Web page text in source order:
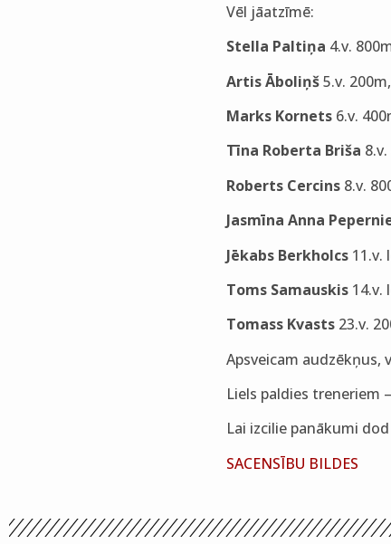
Vēl jāatzīmē:
Stella Paltiņa 4.v.
Artis Āboliņš5.v.
Marks Kornets6.v.
Tīna Roberta Briša
Roberts Cercins8.v.
Jasmīna Anna
Jēkabs Berkholcs 11.v.
Toms Samauskis14.v.
Tomass Kvasts23.v.
Apsveicam audzēkņus,
Liels paldies treneriem
Lai izcilie panākumi
SACENSĪBU BILDES